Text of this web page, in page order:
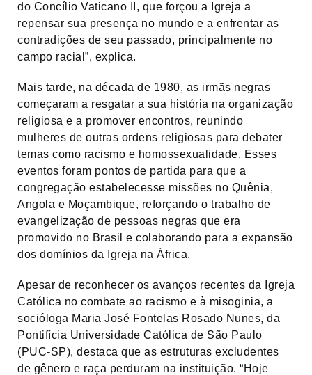
do Concílio Vaticano II, que forçou a Igreja a
repensar sua presença no mundo e a enfrentar as
contradições de seu passado, principalmente no
campo racial”, explica.
Mais tarde, na década de 1980, as irmãs negras
começaram a resgatar a sua história na organização
religiosa e a promover encontros, reunindo
mulheres de outras ordens religiosas para debater
temas como racismo e homossexualidade. Esses
eventos foram pontos de partida para que a
congregação estabelecesse missões no Quênia,
Angola e Moçambique, reforçando o trabalho de
evangelização de pessoas negras que era
promovido no Brasil e colaborando para a expansão
dos domínios da Igreja na África.
Apesar de reconhecer os avanços recentes da Igreja
Católica no combate ao racismo e à misoginia, a
socióloga Maria José Fontelas Rosado Nunes, da
Pontifícia Universidade Católica de São Paulo
(PUC-SP), destaca que as estruturas excludentes
de gênero e raça perduram na instituição. “Hoje